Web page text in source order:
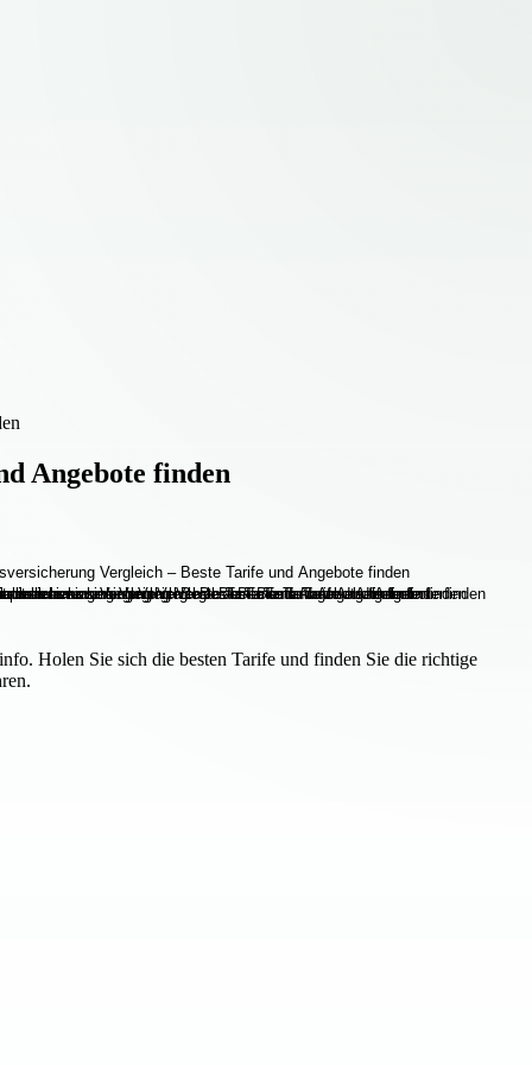
Angebote finden
Holen Sie sich die besten Tarife und finden Sie die richtige